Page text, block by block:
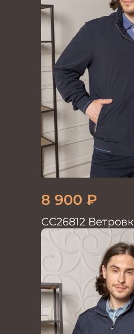
8 900 ₽
СС26812